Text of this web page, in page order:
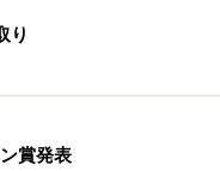
計算しましょう。
内容をご確認くださ
り
賞発表